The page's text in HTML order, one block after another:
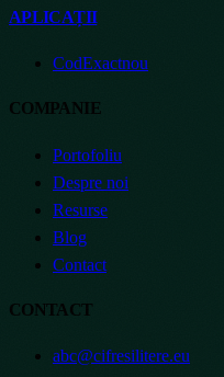
APLICAȚII
CodExactnou
COMPANIE
Portofoliu
Despre noi
Resurse
Blog
Contact
CONTACT
abc@cifresilitere.eu